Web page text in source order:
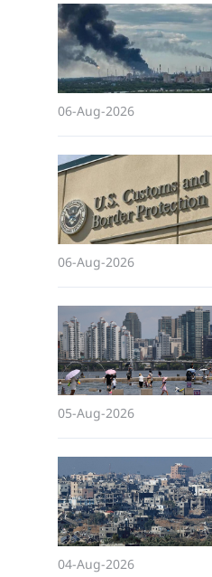
06-Aug-2026
06-Aug-2026
05-Aug-2026
04-Aug-2026